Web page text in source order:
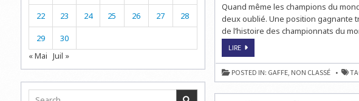
Quand même les champions du
deux oublié. Une position gagnante
de l’histoire des championnats du
LIRELES
INCROYABLES
GAFFES
AUX
ÉCHECS
POSTED IN: GAFFE, NON CLASSÉ
22 23 24 25 26 27 28
29
30
« Mai Juil »
Search